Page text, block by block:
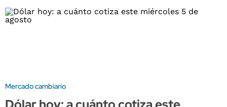
Mercado cambiario